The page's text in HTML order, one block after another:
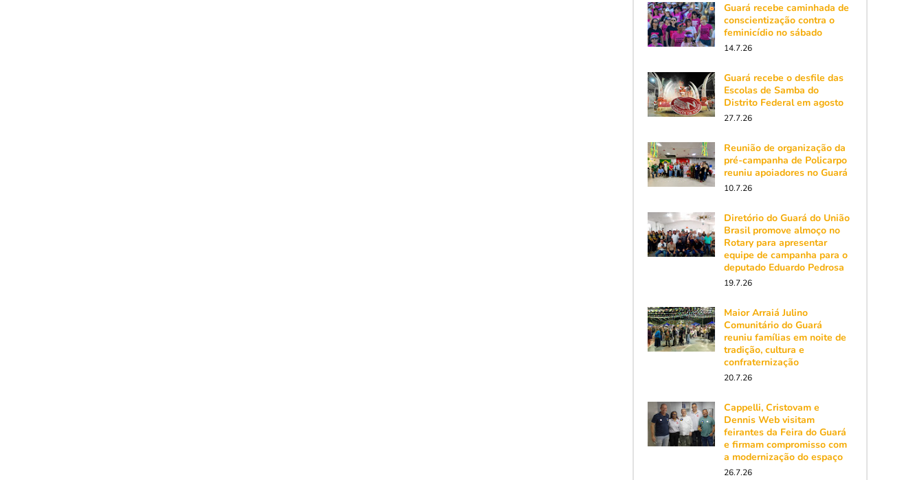
Guará recebe caminhada de
conscientização contra o
feminicídio no sábado
14.7.26
Guará recebe o desfile das
Escolas de Samba do
Distrito Federal em agosto
27.7.26
Reunião de organização da
pré-campanha de Policarpo
reuniu apoiadores no Guará
10.7.26
Diretório do Guará do União
Brasil promove almoço no
Rotary para apresentar
equipe de campanha para o
deputado Eduardo Pedrosa
19.7.26
Maior Arraiá Julino
Comunitário do Guará
reuniu famílias em noite de
tradição, cultura e
confraternização
20.7.26
Cappelli, Cristovam e
Dennis Web visitam
feirantes da Feira do Guará
e firmam compromisso com
a modernização do espaço
26.7.26